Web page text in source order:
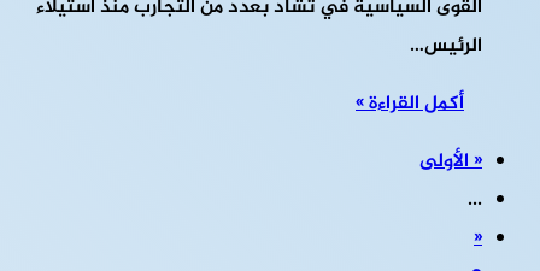
القوى السياسية في تشاد بعدد من التجارب منذ استيلاء
الرئيس…
أكمل القراءة »
« الأولى
...
«